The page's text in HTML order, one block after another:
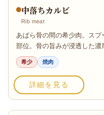
中落ちカルビ
Rib meat
あばら骨の間の希少肉。ス
部位。骨の旨みが浸透した濃
希少 焼肉
詳細を見る